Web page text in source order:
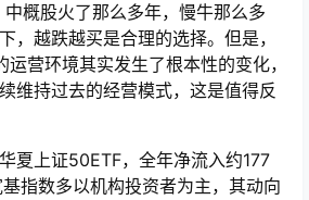
中概股火了那么多年，慢牛那么多
，越跌越买是合理的选择。但是，
营环境其实发生了根本性的变化，
维持过去的经营模式，这是值得反
夏上证50ETF，全年净流入约177
指数多以机构投资者为主，其动向